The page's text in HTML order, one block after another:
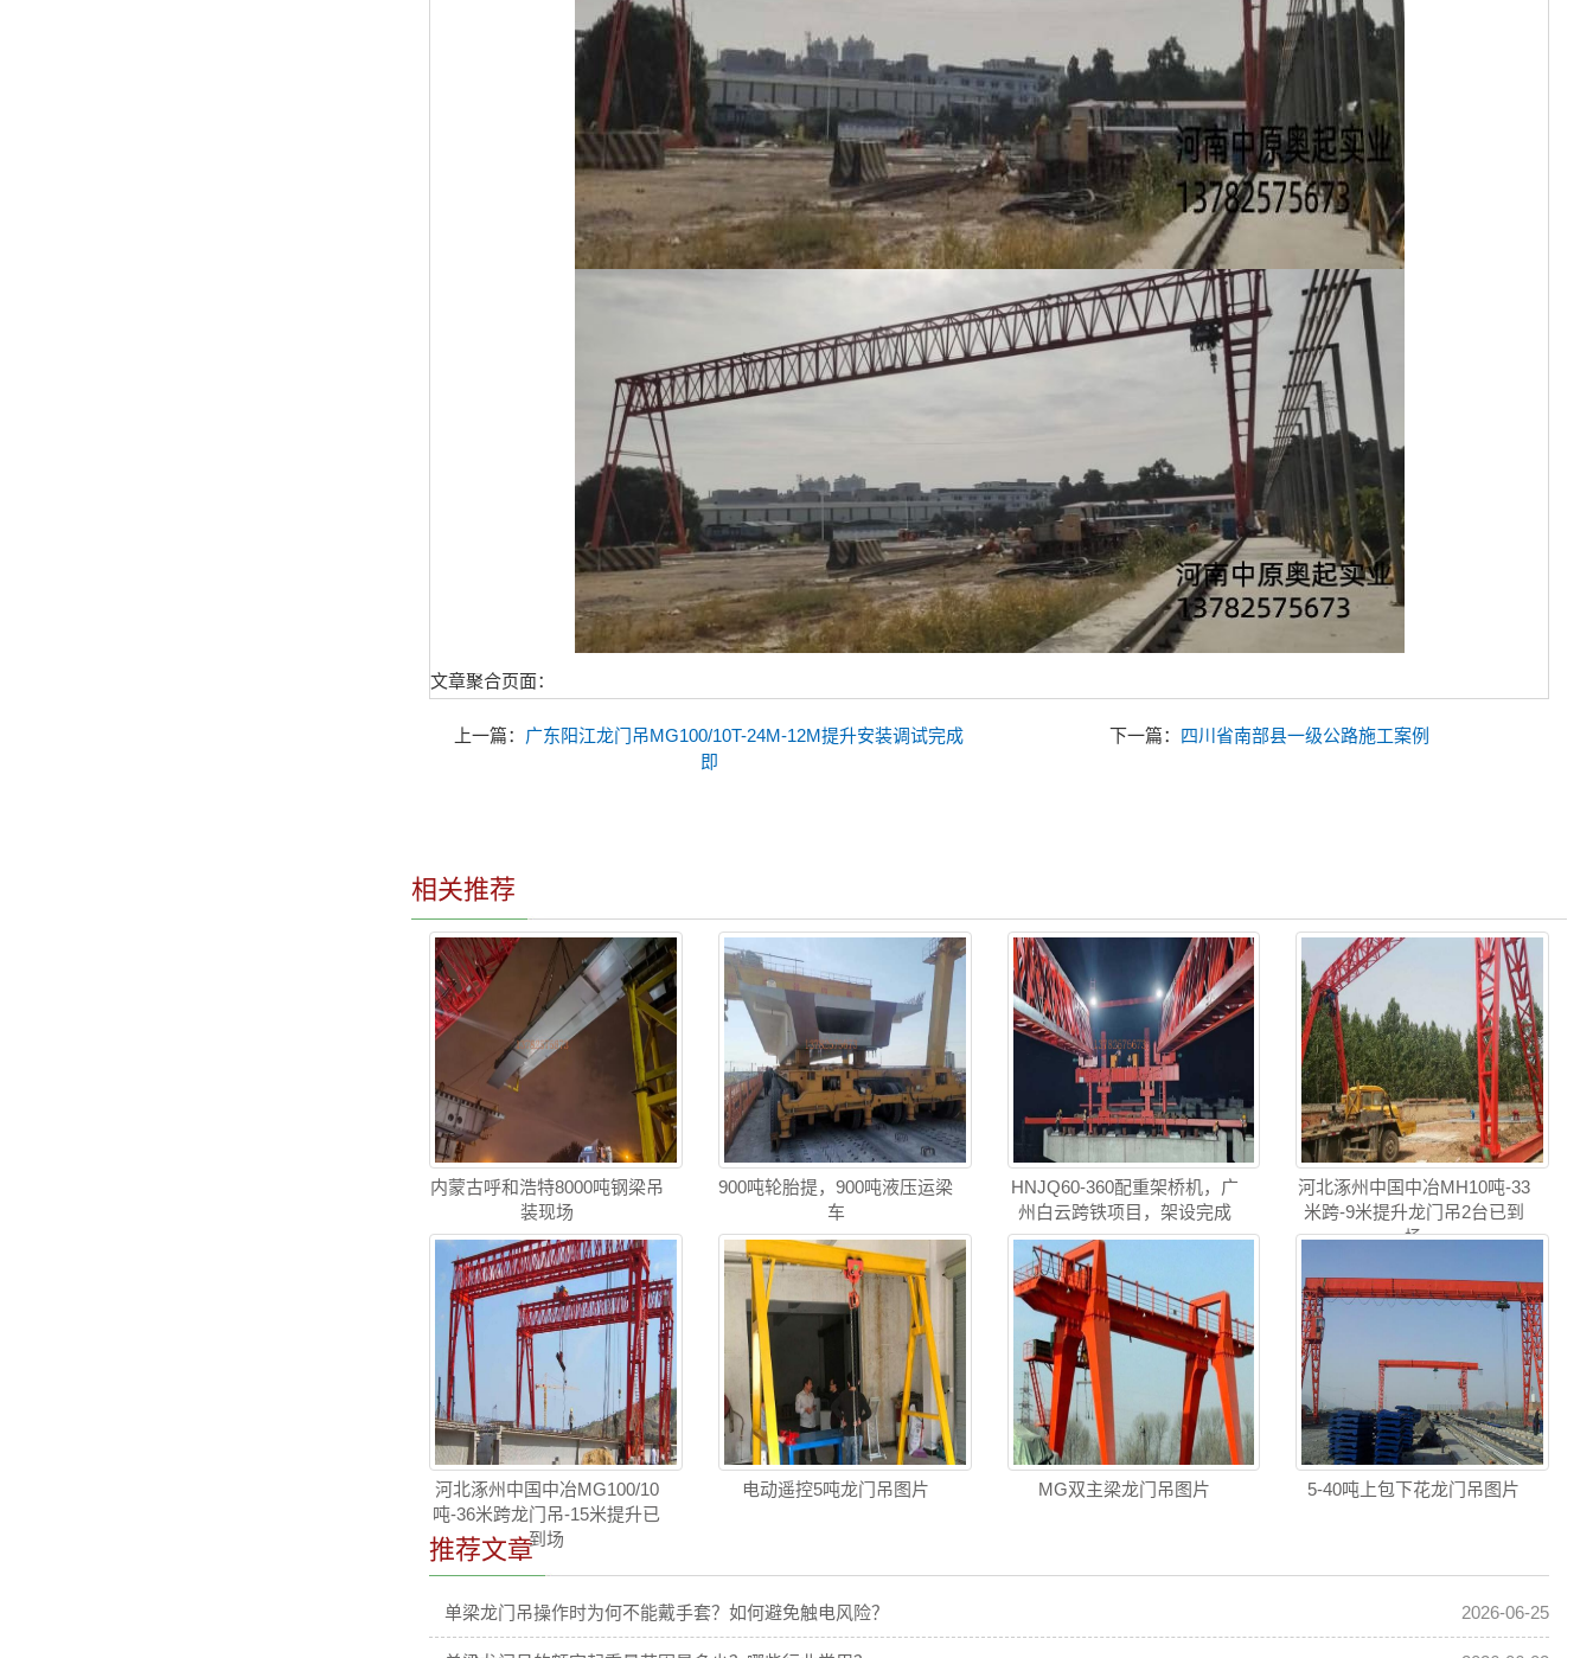
文章聚合页面：
上一篇： 广东阳江龙门吊MG100/10T-24M-12M提升安装调试完成
即
下一篇： 四川省南部县一级公路施工案例
相关推荐
内蒙古呼和浩特8000吨钢梁吊
装现场
900吨轮胎提，900吨液压运梁
车
HNJQ60-360配重架桥机，广
州白云跨铁项目，架设完成
河北涿州中国中冶MH10吨-33
米跨-9米提升龙门吊2台已到
场
河北涿州中国中冶MG100/10
吨-36米跨龙门吊-15米提升已
到场
电动遥控5吨龙门吊图片 MG双主梁龙门吊图片 5-40吨上包下花龙门吊图片
推荐文章
单梁龙门吊操作时为何不能戴手套？如何避免触电风险？ 2026-06-25